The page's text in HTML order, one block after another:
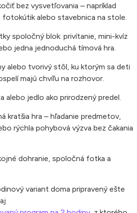
bez vysvetľovania – napríklad
alebo stavebnica na stole.
spoločný blok: privítanie, mini-kvíz
jedna jednoduchá tímová hra.
alebo tvorivý stôl, ku ktorým sa deti
majú chvíľu na rozhovor.
alebo jedlo ako prirodzený predel.
kratšia hra – hľadanie predmetov,
rýchla pohybová výzva bez čakania
dohranie, spoločná fotka a
variant doma pripravený ešte